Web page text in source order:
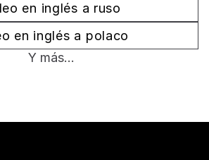
en inglés a ruso
en inglés a polaco
Y más...